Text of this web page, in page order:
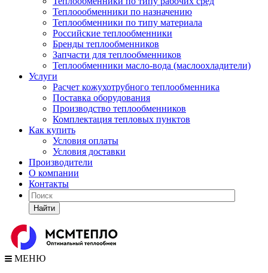
Теплоообменники по назначению
Теплообменники по типу материала
Российские теплообменники
Бренды теплообменников
Запчасти для теплообменников
Теплообменники масло-вода (маслоохладители)
Услуги
Расчет кожухотрубного теплообменника
Поставка оборудования
Производство теплообменников
Комплектация тепловых пунктов
Как купить
Условия оплаты
Условия доставки
Производители
О компании
Контакты
Найти
МЕНЮ